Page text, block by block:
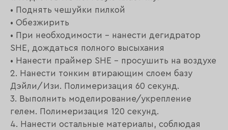
• Поднять чешуйки пилкой
• Обезжирить
• При необходимости - нанести дегидратор
SHE, дождаться полного высыхания
• Нанести праймер SHE - просушить на воздухе
2. Нанести тонким втирающим слоем базу
Дэйли/Изи. Полимеризация 60 секунд.
3. Выполнить моделирование/укрепление
гелем. Полимеризация 120 секунд.
4. Нанести остальные материалы, соблюдая